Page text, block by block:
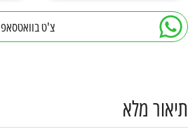
צ'ט בוואטסאפ
תיאור מלא